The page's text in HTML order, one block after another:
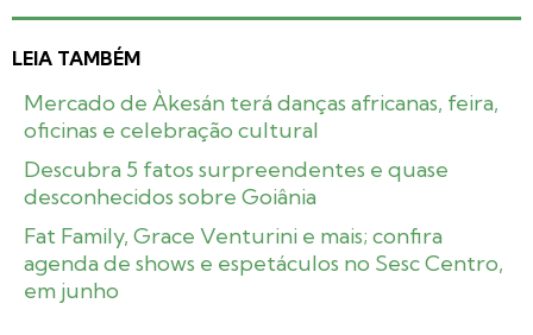
LEIA TAMBÉM
Mercado de Àkesán terá danças africanas, feira,
oficinas e celebração cultural
Descubra 5 fatos surpreendentes e quase
desconhecidos sobre Goiânia
Fat Family, Grace Venturini e mais; confira
agenda de shows e espetáculos no Sesc Centro,
em junho